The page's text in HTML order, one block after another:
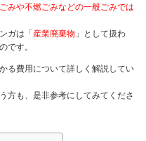
みや不燃ごみなどの一般ごみでは
ガは「 産業廃棄物 」として扱わ
です。
る費用について詳しく解説してい
方も、是非参考にしてみてくださ